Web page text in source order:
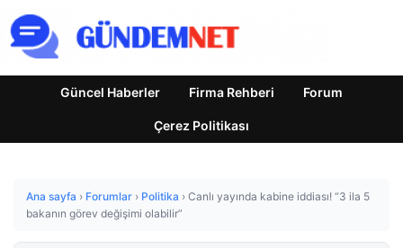
Güncel Haberler Firma Rehberi Forum
Çerez Politikası
Ana sayfa › Forumlar › Politika › Canlı yayında kabine iddiası! “3 ila 5
bakanın görev değişimi olabilir”